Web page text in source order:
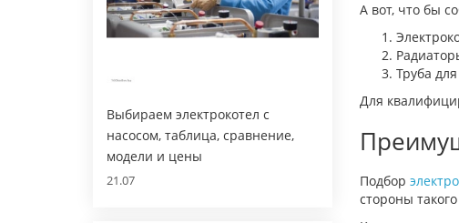
Выбираем электрокотел с
насосом, таблица, сравнение,
модели и цены
21.07
А вот, что бы
Труба
Для
Подбор
стороны